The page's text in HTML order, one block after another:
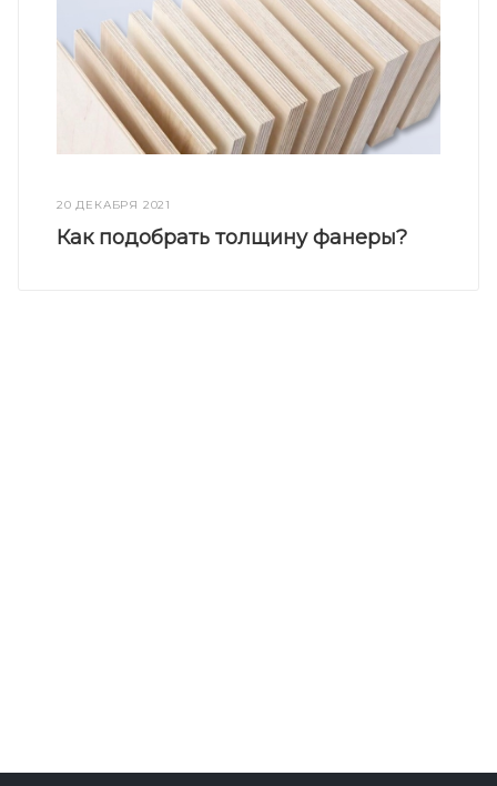
20 ДЕКАБРЯ 2021
Как подобрать толщину фанеры?